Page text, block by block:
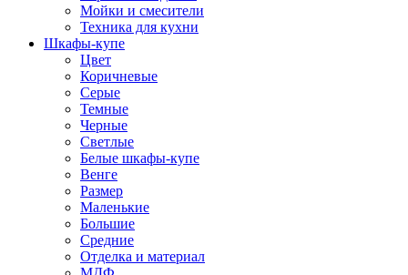
Мойки и смесители
Техника для кухни
Шкафы-купе
Цвет
Коричневые
Серые
Темные
Черные
Светлые
Белые шкафы-купе
Венге
Размер
Маленькие
Большие
Средние
Отделка и материал